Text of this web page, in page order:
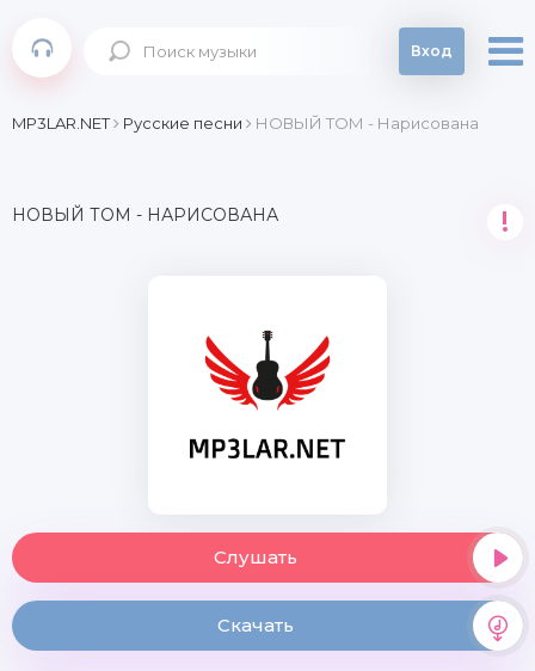
Вход
MP3LAR.NET Русские песни НОВЫЙ ТОМ - Нарисована
НОВЫЙ ТОМ - НАРИСОВАНА !
Слушать
Скачать